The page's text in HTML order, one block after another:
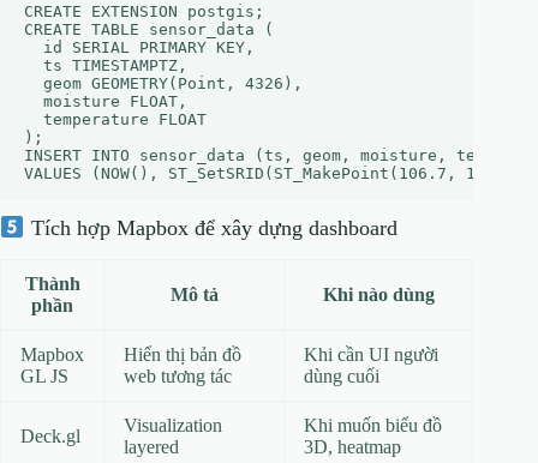
CREATE EXTENSION postgis;
CREATE TABLE sensor_data (
  id SERIAL PRIMARY KEY,
  ts TIMESTAMPTZ,
  geom GEOMETRY(Point, 4326),
  moisture FLOAT,
  temperature FLOAT
);
INSERT INTO sensor_data (ts, geom, moisture,
Tích hợp Mapbox để xây dựng dashboard
Thành
phần
Mô tả Khi nào dùng
Mapbox
GL JS
Hiển thị bản đồ
web tương tác
Khi cần UI người
dùng cuối
Deck.gl
Visualization
layered
Khi muốn biểu đồ
3D, heatmap